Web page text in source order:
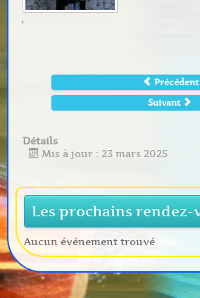
Précédent
Suivant
Détails
Mis à jour : 23 mars 2025
Les prochains rendez-
Aucun événement trouvé